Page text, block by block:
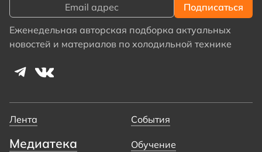
Еженедельная авторская подборка актуальных
новостей и материалов по холодильной технике
Лента События
Медиатека
Обучение